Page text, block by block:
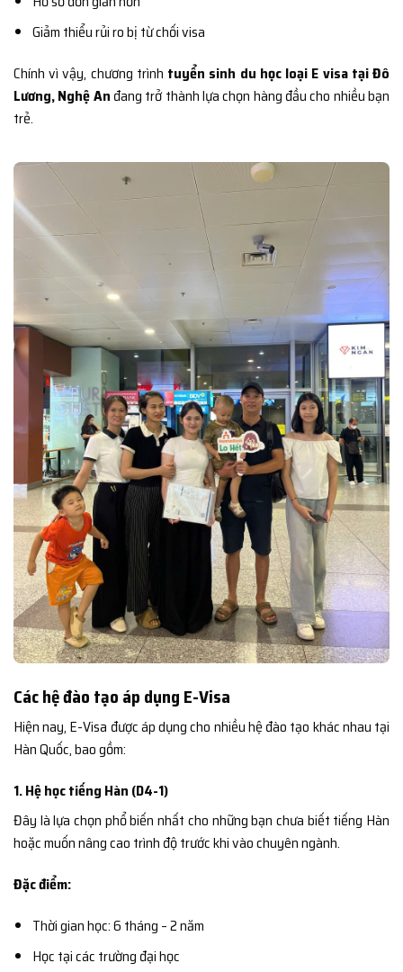
Giảm thiểu rủi ro bị từ chối visa
Chính vì vậy, chương trình tuyển sinh du học loại E visa tại Đô
Lương, Nghệ Anđang trở thành lựa chọn hàng đầu cho nhiều bạn
trẻ.
Các hệ đào tạo áp dụng E-Visa
Hiện nay, E-Visa được áp dụng cho nhiều hệ đào tạo khác nhau tại
Hàn Quốc, bao gồm:
1. Hệ học tiếng Hàn (D4-1)
Đây là lựa chọn phổ biến nhất cho những bạn chưa biết tiếng Hàn
hoặc muốn nâng cao trình độ trước khi vào chuyên ngành.
Đặc điểm:
Thời gian học: 6 tháng – 2 năm
Học tại các trường đại học